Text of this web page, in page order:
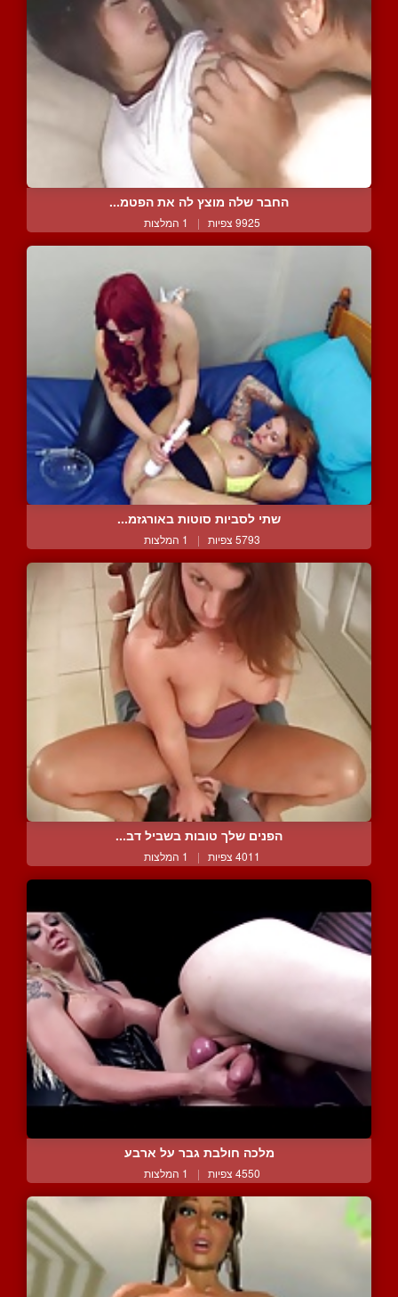
החבר שלה מוצץ לה את הפטמ...
9925 צפיות | 1 המלצות
שתי לסביות סוטות באורגזמ...
5793 צפיות | 1 המלצות
הפנים שלך טובות בשביל דב...
4011 צפיות | 1 המלצות
מלכה חולבת גבר על ארבע
4550 צפיות | 1 המלצות